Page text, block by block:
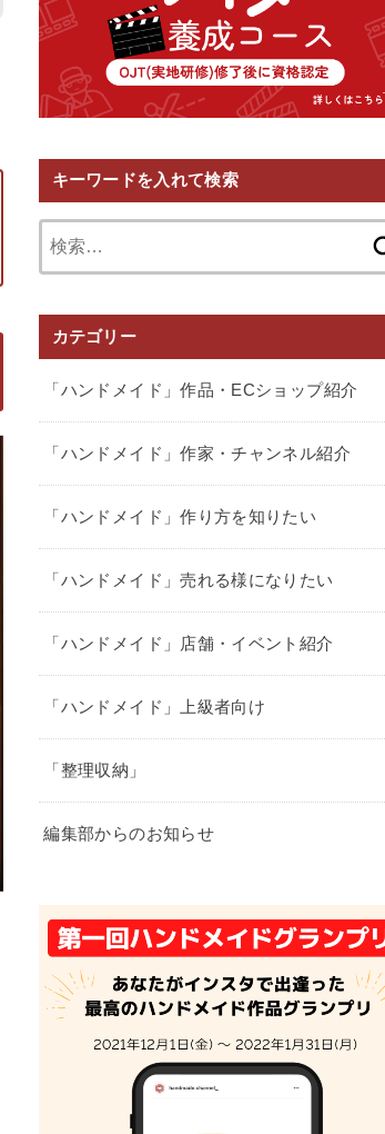
キーワードを入れて検索
カテゴリー
「ハンドメイド」作品・ECショップ紹介
「ハンドメイド」作家・チャンネル紹介
「ハンドメイド」作り方を知りたい
「ハンドメイド」売れる様になりたい
「ハンドメイド」店舗・イベント紹介
「ハンドメイド」上級者向け
「整理収納」
編集部からのお知らせ